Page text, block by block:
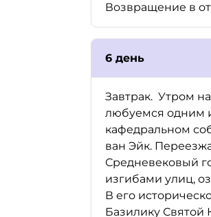
Возвращение в
6 день
Завтрак. Утром
любуемся одним
кафедральном
ван Эйк.
Средневековый
изгибами улиц,
В его
Базилику Святой